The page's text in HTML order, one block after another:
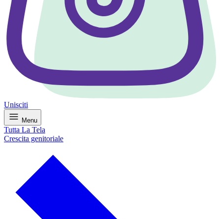
Unisciti
Menu
Tutta La Tela
Crescita genitoriale